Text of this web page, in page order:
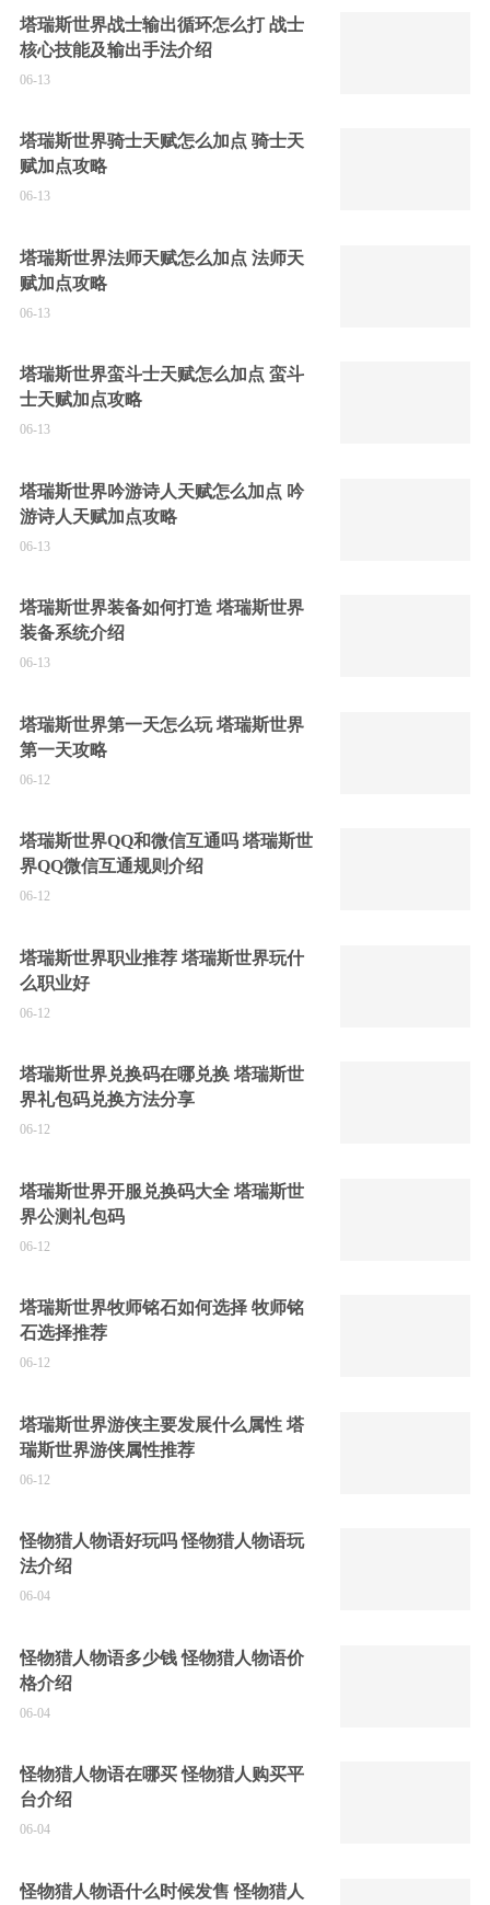
塔瑞斯世界战士输出循环怎么打 战士
核心技能及输出手法介绍
06-13
塔瑞斯世界骑士天赋怎么加点 骑士天
赋加点攻略
06-13
塔瑞斯世界法师天赋怎么加点 法师天
赋加点攻略
06-13
塔瑞斯世界蛮斗士天赋怎么加点 蛮斗
士天赋加点攻略
06-13
塔瑞斯世界吟游诗人天赋怎么加点 吟
游诗人天赋加点攻略
06-13
塔瑞斯世界装备如何打造 塔瑞斯世界
装备系统介绍
06-13
塔瑞斯世界第一天怎么玩 塔瑞斯世界
第一天攻略
06-12
塔瑞斯世界QQ和微信互通吗 塔瑞斯世
界QQ微信互通规则介绍
06-12
塔瑞斯世界职业推荐 塔瑞斯世界玩什
么职业好
06-12
塔瑞斯世界兑换码在哪兑换 塔瑞斯世
界礼包码兑换方法分享
06-12
塔瑞斯世界开服兑换码大全 塔瑞斯世
界公测礼包码
06-12
塔瑞斯世界牧师铭石如何选择 牧师铭
石选择推荐
06-12
塔瑞斯世界游侠主要发展什么属性 塔
瑞斯世界游侠属性推荐
06-12
怪物猎人物语好玩吗 怪物猎人物语玩
法介绍
06-04
怪物猎人物语多少钱 怪物猎人物语价
格介绍
06-04
怪物猎人物语在哪买 怪物猎人购买平
台介绍
06-04
怪物猎人物语什么时候发售 怪物猎人